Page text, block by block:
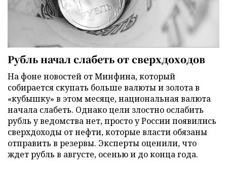
Рубль начал слабеть от сверхдоходов
На фоне новостей от Минфина, который
собирается скупать больше валюты и золота в
«кубышку» в этом месяце, национальная валюта
начала слабеть. Однако цели злостно ослабить
рубль у ведомства нет, просто у России появились
сверхдоходы от нефти, которые власти обязаны
отправить в резервы. Эксперты оценили, что
ждет рубль в августе, осенью и до конца года.